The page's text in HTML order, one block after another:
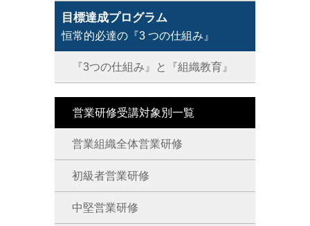
目標達成プログラム
恒常的必達の『3 つの仕組み』
『3つの仕組み』と『組織教育』
営業研修受講対象別一覧
営業組織全体営業研修
初級者営業研修
中堅営業研修